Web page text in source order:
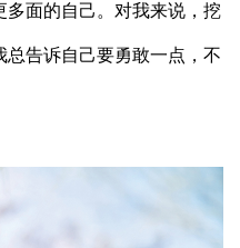
面的自己。对我来说，挖
告诉自己要勇敢一点，不